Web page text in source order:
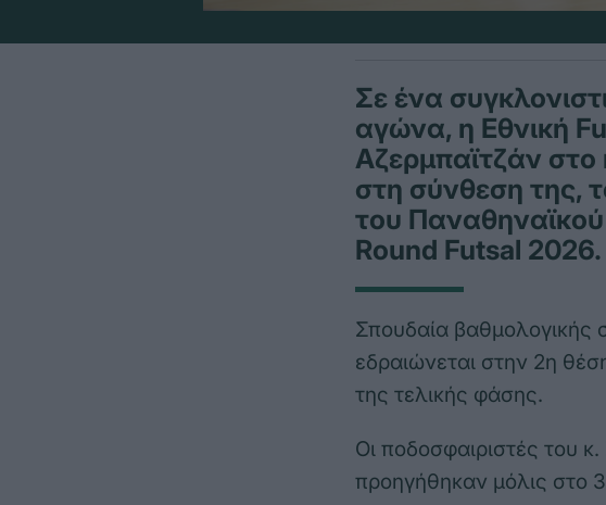
Σε ένα
αγώνα, η Εθνική
Αζερμπαϊτζάν στο
στη σύνθεση της,
του
Round Futsal 2026.
Σπουδαία βαθμολογικής
εδραιώνεται στην 2η
της τελικής φάσης.
Οι ποδοσφαιριστές του
προηγήθηκαν μόλις στο